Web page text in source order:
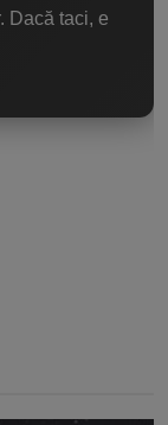
Dacă taci, e